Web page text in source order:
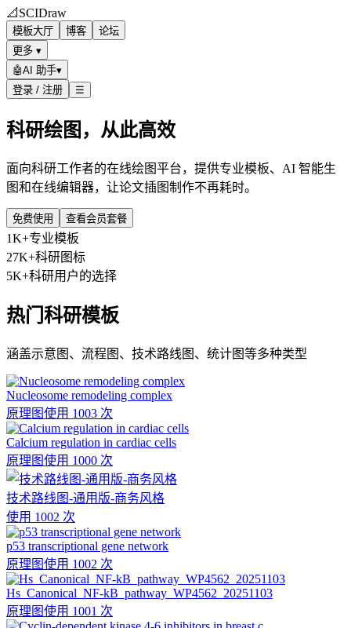
📐 SCIDraw
模板大厅 博客
论坛
更多 ▾
🤖AI 助手▾
登录 / 注册
☰
科研绘图，从此高效
面向科研工作者的在线绘图平台，提供专业模板、AI 智能生
图和在线编辑器，让论文插图制作不再耗时。
免费使用 查看会员套餐
1K+专业模板
27K+科研图标
5K+科研用户的选择
热门科研模板
涵盖示意图、流程图、技术路线图、统计图等多种类型
Nucleosome remodeling complex
原理图使用 1003 次
Calcium regulation in cardiac cells
原理图使用 1000 次
技术路线图-通用版-商务风格
使用 1002 次
p53 transcriptional gene network
原理图使用 1002 次
Hs_Canonical_NF-kB_pathway_WP4562_20251103
原理图使用 1001 次